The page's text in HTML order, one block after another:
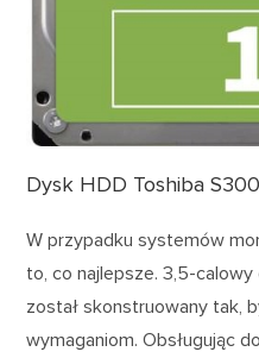
Dysk HDD Toshiba
W przypadku systemów
to, co najlepsze. 3,5-
został skonstruowany tak,
wymaganiom. Obsługując